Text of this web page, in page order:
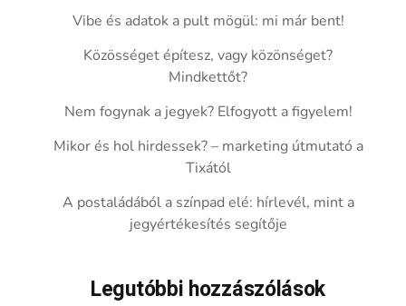
Vibe és adatok a pult mögül: mi már bent!
Közösséget építesz, vagy közönséget?
Mindkettőt?
Nem fogynak a jegyek? Elfogyott a figyelem!
Mikor és hol hirdessek? – marketing útmutató a
Tixától
A postaládából a színpad elé: hírlevél, mint a
jegyértékesítés segítője
Legutóbbi hozzászólások